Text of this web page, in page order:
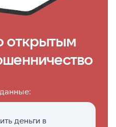
открытым
деньги в